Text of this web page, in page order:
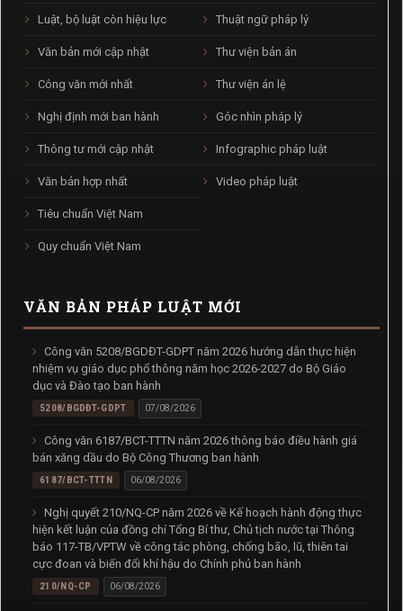
Luật, bộ luật còn hiệu lực
Văn bản mới cập nhật
Công văn mới nhất
Nghị định mới ban hành
Thông tư mới cập nhật
Văn bản hợp nhất
Tiêu chuẩn Việt Nam
Quy chuẩn Việt Nam
Thuật ngữ pháp lý
Thư viện bản án
Thư viện án lệ
Góc nhìn pháp lý
Infographic pháp luật
Video pháp luật
VĂN BẢN PHÁP LUẬT MỚI
Công văn 5208/BGDĐT-GDPT năm 2026 hướng dẫn thực hiện
nhiệm vụ giáo dục phổ thông năm học 2026-2027 do Bộ Giáo
dục và Đào tạo ban hành
5208/BGDĐT-GDPT 07/08/2026
Công văn 6187/BCT-TTTN năm 2026 thông báo điều hành giá
bán xăng dầu do Bộ Công Thương ban hành
6187/BCT-TTTN 06/08/2026
Nghị quyết 210/NQ-CP năm 2026 về Kế hoạch hành động thực
hiện kết luận của đồng chí Tổng Bí thư, Chủ tịch nước tại Thông
báo 117-TB/VPTW về công tác phòng, chống bão, lũ, thiên tai
cực đoan và biến đổi khí hậu do Chính phủ ban hành
210/NQ-CP 06/08/2026